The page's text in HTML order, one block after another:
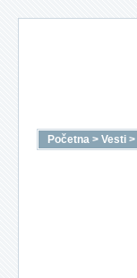
Početna > Vesti >